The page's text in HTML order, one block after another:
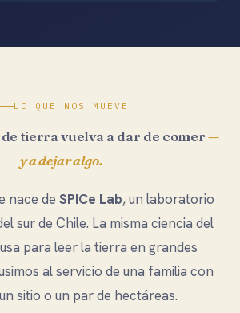
LO QUE NOS MUEVE
de tierra vuelva a dar de comer—
y a dejar algo.
nace de SPICe Lab, un laboratorio
sur de Chile. La misma ciencia del
para leer la tierra en grandes
al servicio de una familia con
sitio o un par de hectáreas.